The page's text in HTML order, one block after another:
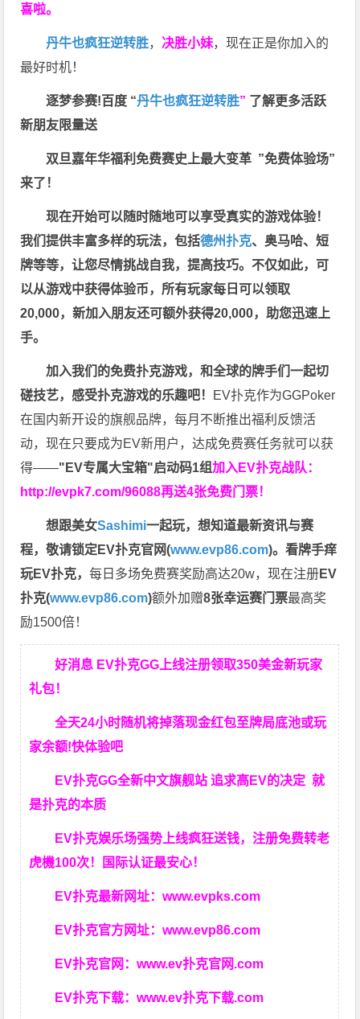
喜啦。
丹牛也疯狂逆转胜， 决胜小妹，现在正是你加入的
最好时机！
逐梦参赛!百度 “丹牛也疯狂逆转胜” 了解更多活跃
新朋友限量送
双旦嘉年华福利免费赛史上最大变革 ”免费体验场”
来了！
现在开始可以随时随地可以享受真实的游戏体验！
我们提供丰富多样的玩法，包括德州扑克、奥马哈、短
牌等等，让您尽情挑战自我，提高技巧。不仅如此， 可
以从游戏中获得体验币，所有玩家每日可以领取
20,000，新加入朋友还可额外获得20,000，助您迅速上
手。
加入我们的免费扑克游戏，和全球的牌手们一起切
磋技艺，感受扑克游戏的乐趣吧！ EV扑克作为GGPoker
在国内新开设的旗舰品牌，每月不断推出福利反馈活
动，现在只要成为EV新用户，达成免费赛任务就可以获
得——"EV专属大宝箱"启动码1组加入EV扑克战队：
http://evpk7.com/96088再送4张免费门票！
想跟美女Sashimi一起玩，想知道最新资讯与赛
程，敬请锁定EV扑克官网(www.evp86.com)。看牌手痒
玩EV扑克，每日多场免费赛奖励高达20w，现在注册EV
扑克(www.evp86.com)额外加赠8张幸运赛门票最高奖
励1500倍！
好消息 EV扑克GG上线注册领取350美金新玩家
礼包！
全天24小时随机将掉落现金红包至牌局底池或玩
家余额!快体验吧
EV扑克GG全新中文旗舰站 追求高EV的决定就
是扑克的本质
EV扑克娱乐场强势上线疯狂送钱，注册免费转老
虎機100次！国际认证最安心！
EV扑克最新网址：www.evpks.com
EV扑克官方网址：www.evp86.com
EV扑克官网：www.ev扑克官网.com
EV扑克下载：www.ev扑克下载.com